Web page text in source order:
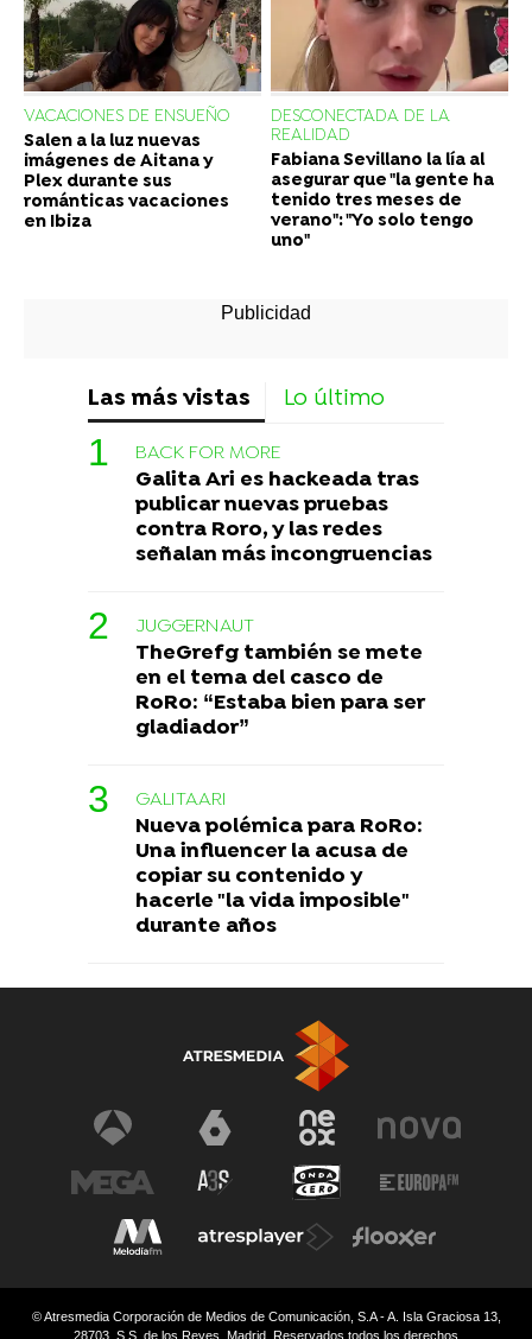
VACACIONES DE ENSUEÑO
Salen a la luz nuevas
imágenes de Aitana y
Plex durante sus
románticas vacaciones
en Ibiza
DESCONECTADA DE LA
REALIDAD
Fabiana Sevillano la lía al
asegurar que "la gente ha
tenido tres meses de
verano": "Yo solo tengo
uno"
Las más vistas Lo último
BACK FOR MORE
Galita Ari es hackeada tras
publicar nuevas pruebas
contra Roro, y las redes
señalan más incongruencias
JUGGERNAUT
TheGrefg también se mete
en el tema del casco de
RoRo: “Estaba bien para ser
gladiador”
GALITAARI
Nueva polémica para RoRo:
Una influencer la acusa de
copiar su contenido y
hacerle "la vida imposible"
durante años
© Atresmedia Corporación de Medios de Comunicación, S.A - A. Isla Graciosa 13,
28703, S.S. de los Reyes, Madrid. Reservados todos los derechos